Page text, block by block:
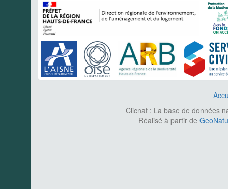
Clicnat : La base de données
Réalisé à partir de